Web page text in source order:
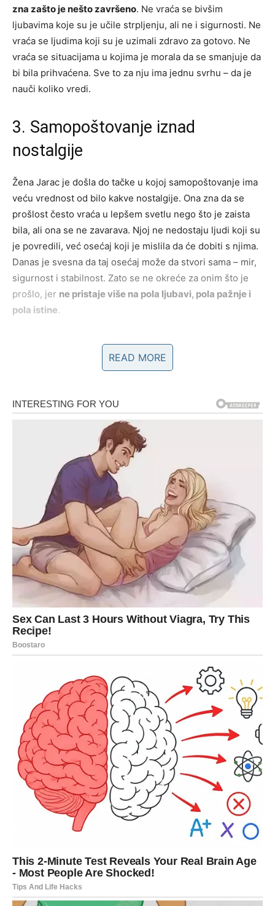
zna zašto je nešto završeno. Ne vraća se bivšim
ljubavima koje su je učile strpljenju, ali ne i sigurnosti. Ne
vraća se ljudima koji su je uzimali zdravo za gotovo. Ne
vraća se situacijama u kojima je morala da se smanjuje da
bi bila prihvaćena. Sve to za nju ima jednu svrhu – da je
nauči koliko vredi.
3. Samopoštovanje iznad
nostalgije
Žena Jarac je došla do tačke u kojoj samopoštovanje ima
veću vrednost od bilo kakve nostalgije. Ona zna da se
prošlost često vraća u lepšem svetlu nego što je zaista
bila, ali ona se ne zavarava. Njoj ne nedostaju ljudi koji su
je povredili, već osećaj koji je mislila da će dobiti s njima.
Danas je svesna da taj osećaj može da stvori sama – mir,
sigurnost i stabilnost. Zato se ne okreće za onim što je
prošlo, jer ne pristaje više na pola ljubavi, pola pažnje i
pola istine.
4. Tišina žene Jarca nije slabost,
Kada žena Jarac ćuti, to ne znači da nema šta da kaže.
Naprotiv – to znači da je rekla sve što je bilo potrebno, ali
ne rečima, već postupcima. Ona ne objašnjava zašto je
otišla, ne pravda svoje odluke i ne traži razumevanje od
onih koji je nisu slušali dok je govorila. Njena tišina je
jasna granica. I upravo ta granica je dokaz koliko danas
ceni sebe. Ne okreće se nazad jer zna da se neke priče
završavaju bez objašnjenja – i da je to u redu.
5. Ljubav žene Jarca: zrela, mirna i
bez dokazivanja
U ljubavi, žena Jarac više ne juri, ne moli i ne dokazuje
svoju vrednost. Ona voli duboko, ali samo onda kada je
sigurna da je poštovana. Prošle ljubavi su je naučile da
emocija bez stabilnosti nije ljubav, već iscrpljivanje. Zato
se ne okreće za bivšim partnerima, starim porukama ili
„šta bi bilo kad bi bilo“ pitanjima. Njena ljubav danas traži
mir, sigurnost i doslednost. Ako toga nema – ona mirno
ide dalje, jer zna da prava ljubav nikada ne traži da se
izgubiš da bi opstala.
6. Dostojanstvo kao lični potpis
Žena Jarac nosi dostojanstvo kao lični potpis. Ono se vidi
u načinu na koji odlazi, u načinu na koji ćuti, u načinu na
koji nastavlja dalje bez potrebe da se osvrće. Ona ne
zatvara vrata iz besa, već iz jasnoće. Ne okreće se nazad
jer zna da je ono što dolazi vrednije od onoga što je
ostavila iza sebe. Njena snaga nije glasna, ali je
postojana. I upravo zato je niko ne može vratiti unazad –
READ MORE